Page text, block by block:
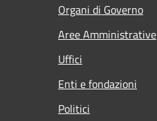
Organi di Governo
Aree Amministrative
Uffici
Enti e fondazioni
Politici